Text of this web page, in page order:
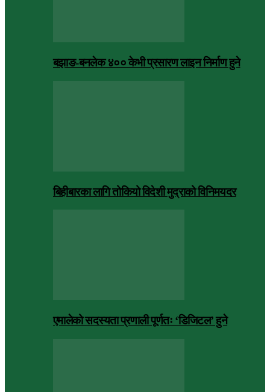
बझाङ-बनलेक ४०० केभी प्रसारण लाइन निर्माण हुने
बिहीबारका लागि तोकियो विदेशी मुद्राको विनिमयदर
एमालेको सदस्यता प्रणाली पूर्णतः ‘डिजिटल’ हुने